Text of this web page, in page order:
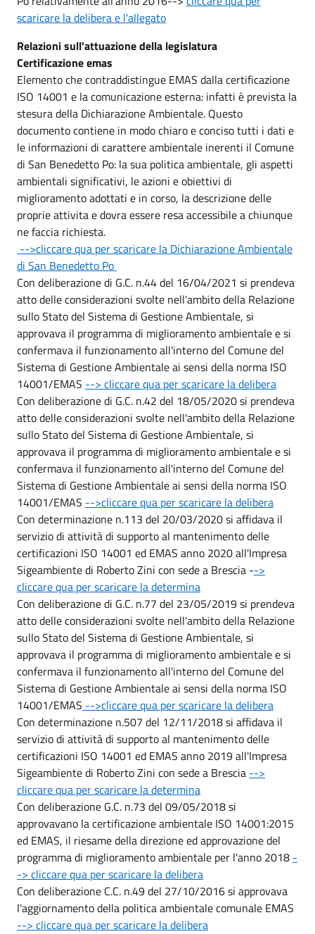
scaricare la delibera e l'allegato
Relazioni sull'attuazione della legislatura
Certificazione emas
Elemento che contraddistingue EMAS dalla certificazione
ISO 14001 e la comunicazione esterna: infatti è prevista la
stesura della Dichiarazione Ambientale. Questo
documento contiene in modo chiaro e conciso tutti i dati e
le informazioni di carattere ambientale inerenti il Comune
di San Benedetto Po: la sua politica ambientale, gli aspetti
ambientali significativi, le azioni e obiettivi di
miglioramento adottati e in corso, la descrizione delle
proprie attivita e dovra essere resa accessibile a chiunque
ne faccia richiesta.
-->cliccare qua per scaricare la Dichiarazione Ambientale
di San Benedetto Po
Con deliberazione di G.C. n.44 del 16/04/2021 si prendeva
atto delle considerazioni svolte nell'ambito della Relazione
sullo Stato del Sistema di Gestione Ambientale, si
approvava il programma di miglioramento ambientale e si
confermava il funzionamento all'interno del Comune del
Sistema di Gestione Ambientale ai sensi della norma ISO
14001/EMAS --> cliccare qua per scaricare la delibera
Con deliberazione di G.C. n.42 del 18/05/2020 si prendeva
atto delle considerazioni svolte nell'ambito della Relazione
sullo Stato del Sistema di Gestione Ambientale, si
approvava il programma di miglioramento ambientale e si
confermava il funzionamento all'interno del Comune del
Sistema di Gestione Ambientale ai sensi della norma ISO
14001/EMAS -->cliccare qua per scaricare la delibera
Con determinazione n.113 del 20/03/2020 si affidava il
servizio di attività di supporto al mantenimento delle
certificazioni ISO 14001 ed EMAS anno 2020 all'Impresa
Sigeambiente di Roberto Zini con sede a Brescia -->
cliccare qua per scaricare la determina
Con deliberazione di G.C. n.77 del 23/05/2019 si prendeva
atto delle considerazioni svolte nell'ambito della Relazione
sullo Stato del Sistema di Gestione Ambientale, si
approvava il programma di miglioramento ambientale e si
confermava il funzionamento all'interno del Comune del
Sistema di Gestione Ambientale ai sensi della norma ISO
14001/EMAS -->cliccare qua per scaricare la delibera
Con determinazione n.507 del 12/11/2018 si affidava il
servizio di attività di supporto al mantenimento delle
certificazioni ISO 14001 ed EMAS anno 2019 all'Impresa
Sigeambiente di Roberto Zini con sede a Brescia -->
cliccare qua per scaricare la determina
Con deliberazione G.C. n.73 del 09/05/2018 si
approvavano la certificazione ambientale ISO 14001:2015
ed EMAS, il riesame della direzione ed approvazione del
programma di miglioramento ambientale per l'anno 2018 -
-> cliccare qua per scaricare la delibera
Con deliberazione C.C. n.49 del 27/10/2016 si approvava
l'aggiornamento della politica ambientale comunale EMAS
--> cliccare qua per scaricare la delibera